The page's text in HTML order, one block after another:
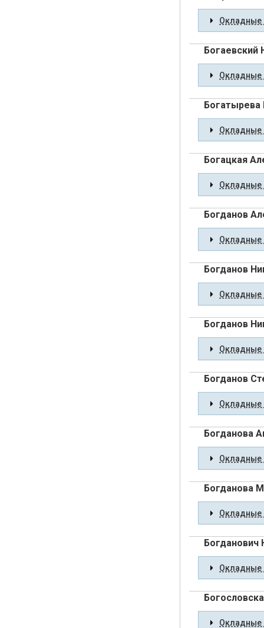
Окладные
Богаевский
Окладные
Богатырева
Окладные
Богацкая
Окладные
Богданов
Окладные
Богданов
Окладные
Богданов
Окладные
Богданов
Окладные
Богданова
Окладные
Богданова
Окладные
Окладные
Окладные